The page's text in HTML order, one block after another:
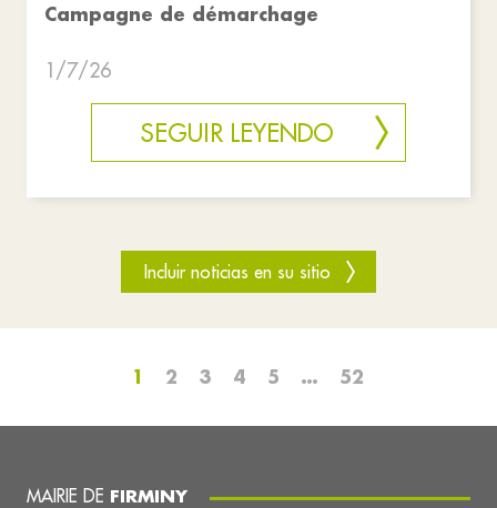
Campagne de démarchage
1/7/26
SEGUIR LEYENDO
Incluir noticias en su sitio
1 2 3 4 5 … 52
MAIRIE DE FIRMINY